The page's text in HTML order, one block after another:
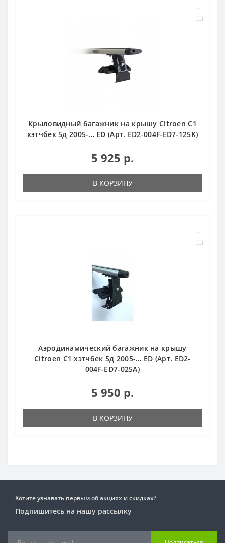
Крыловидный багажник на крышу Citroen С1
хэтчбек 5д 2005-… ED (Арт. ED2-004F-ED7-125K)
5 925 р.
В КОРЗИНУ
Аэродинамический багажник на крышу
Citroen С1 хэтчбек 5д 2005-… ED (Арт. ED2-
004F-ED7-025A)
5 950 р.
В КОРЗИНУ
Хотите узнавать первым об акциях и скидках?
Подпишитесь на нашу рассылку